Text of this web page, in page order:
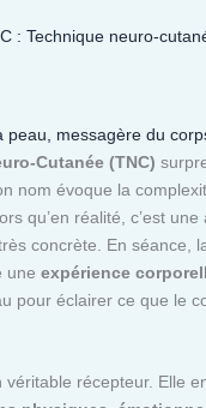
: Technique neuro-
peau, messagère du
Cutanée (TNC)
nom évoque la
qu’en réalité, c’est une
concrète. En séance,
une expérience
pour éclairer ce que le
véritable récepteur. Elle